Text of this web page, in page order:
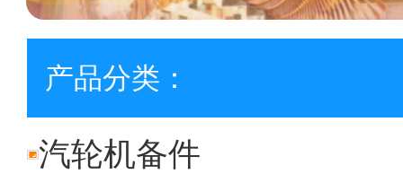
产品分类：
汽轮机备件